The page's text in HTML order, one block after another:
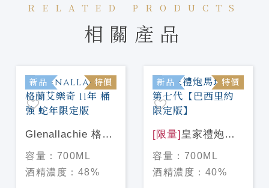
RELATED PRODUCTS
相關產品
新品 特價
Glenallachie 格蘭
艾樂奇 11年 桶強
蛇年限定版
容量： 700ML
酒精濃度： 48%
新品 特價
[限量] 皇家禮炮馬
球系列第七代【巴
西里約限定版】
容量： 700ML
酒精濃度： 40%